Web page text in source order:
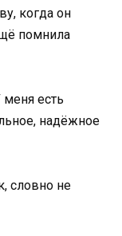
когда он
помнила
меня есть
надёжное
словно не